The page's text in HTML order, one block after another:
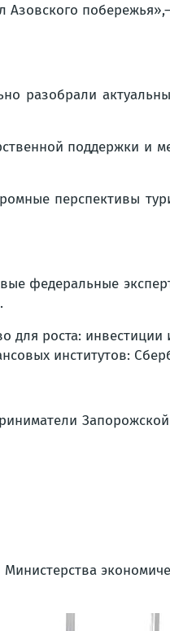
разобрали
поддержки и
перспективы
федеральные
роста:
институтов: